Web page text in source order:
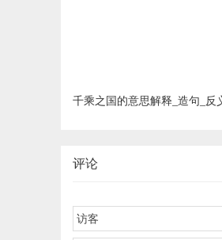
千乘之国的意思解释_造句_反
评论